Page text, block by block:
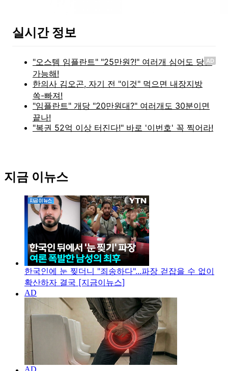
실시간 정보
AD
지금 이뉴스
한국인에 눈 찢더니 "죄송하다"...파장 걷잡을 수 없이
확산하자 결국 [지금이뉴스]